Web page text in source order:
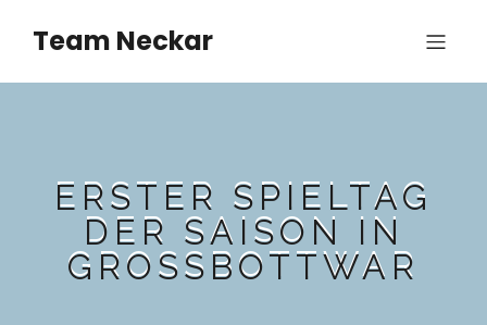
Team Neckar
ERSTER SPIELTAG
DER SAISON IN
GROSSBOTTWAR